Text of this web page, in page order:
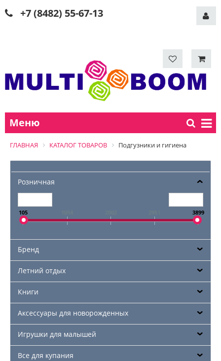
+7 (8482) 55-67-13
Меню
ГЛАВНАЯ КАТАЛОГ ТОВАРОВ Подгузники и гигиена
Розничная
105 3899
Бренд
Летний отдых
Книги
Аксессуары для новорожденных
Игрушки для малышей
Все для купания